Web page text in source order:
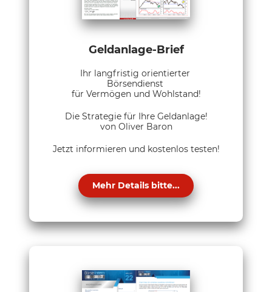
Geldanlage-Brief
Ihr langfristig orientierter
Börsendienst
für Vermögen und Wohlstand!
Die Strategie für Ihre Geldanlage!
von Oliver Baron
Jetzt informieren und kostenlos testen!
Mehr Details bitte...